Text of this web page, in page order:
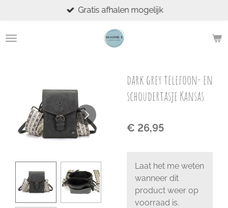
naar
Gratis afhalen mogelijk
dark grey telefoon- en
schoudertasje Kansas
€ 26,95
Laat het me weten
wanneer dit
product weer op
voorraad is.